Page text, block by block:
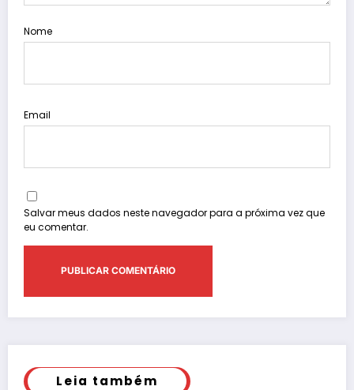
Nome
Email
Salvar meus dados neste navegador para a próxima vez que
eu comentar.
Leia também